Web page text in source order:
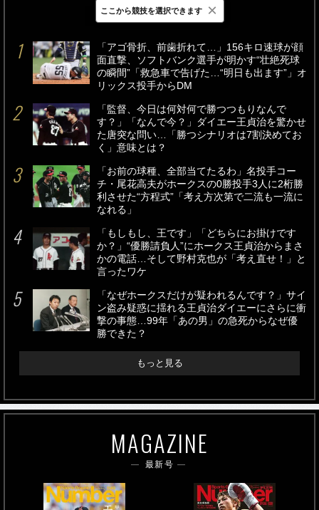
最新 24時間 週間
「アゴ骨折、前歯折れて…」156キロ速球が顔
面直撃、ソフトバンク選手が明かす“壮絶死球
の瞬間”「救急車で告げた…“明日も出ます”」オ
リックス投手からDM
「監督、今日は何対何で勝つつもりなんで
す？」「なんで今？」ダイエー王貞治を驚かせ
た唐突な問い…「勝つシナリオは7割決めてお
く」意味とは？
「お前の球種、全部当てたるわ」名投手コー
チ・尾花高夫がホークスの0勝投手3人に2桁勝
利させた“方程式”「考え方次第で二流も一流に
なれる」
「もしもし、王です」「どちらにお掛けです
か？」“優勝請負人”にホークス王貞治からまさ
かの電話…そして野村克也が「考え直せ！」と
言ったワケ
「なぜホークスだけが疑われるんです？」サイ
ン盗み疑惑に揺れる王貞治ダイエーにさらに衝
撃の事態…99年「あの男」の急死からなぜ優
勝できた？
もっと見る
MAGAZINE
最新号
ここから競技を選択できます ×